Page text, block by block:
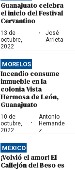
Guanajuato celebra
el inicio del Festival
Cervantino
13 de
octubre,
2022
·
José
Arrieta
MORELOS
Incendio consume
inmueble en la
colonia Vista
Hermosa de León,
Guanajuato
10 de
octubre,
2022
·
Antonio
Hernande
z
MÉXICO
¡Volvió el amor! El
Callejón del Beso es